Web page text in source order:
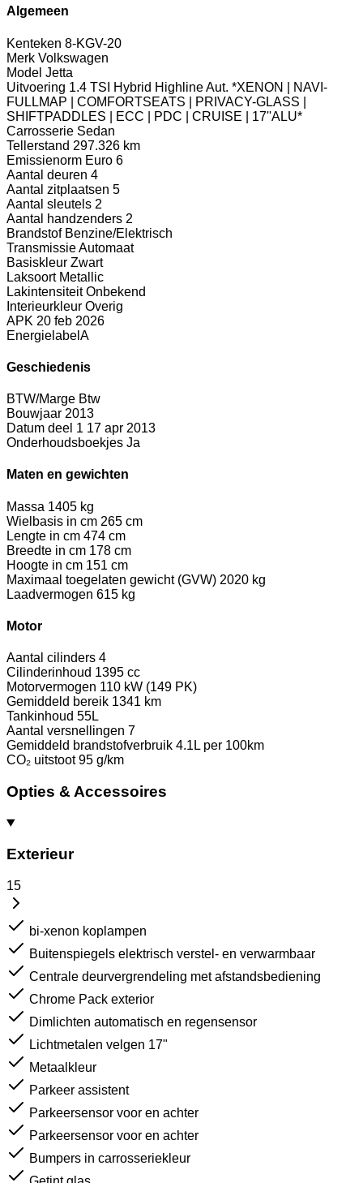
Algemeen
Kenteken 8-KGV-20
Merk Volkswagen
Model Jetta
Uitvoering 1.4 TSI Hybrid Highline Aut. *XENON | NAVI-
FULLMAP | COMFORTSEATS | PRIVACY-GLASS |
SHIFTPADDLES | ECC | PDC | CRUISE | 17''ALU*
Carrosserie Sedan
Tellerstand 297.326 km
Emissienorm Euro 6
Aantal deuren 4
Aantal zitplaatsen 5
Aantal sleutels 2
Aantal handzenders 2
Brandstof Benzine/Elektrisch
TransmissieAutomaat
Basiskleur Zwart
Laksoort Metallic
Lakintensiteit Onbekend
Interieurkleur Overig
APK 20 feb 2026
Energielabel A
Geschiedenis
BTW/Marge Btw
Bouwjaar 2013
Datum deel 1 17 apr 2013
Onderhoudsboekjes Ja
Maten en gewichten
Massa 1405 kg
Wielbasis in cm 265 cm
Lengte in cm 474 cm
Breedte in cm 178 cm
Hoogte in cm 151 cm
Maximaal toegelaten gewicht (GVW) 2020 kg
Laadvermogen 615 kg
Motor
Aantal cilinders 4
Cilinderinhoud 1395 cc
Motorvermogen 110 kW (149 PK)
Gemiddeld bereik 1341 km
Tankinhoud 55L
Aantal versnellingen 7
Gemiddeld brandstofverbruik 4.1L per 100km
CO₂ uitstoot 95 g/km
Opties & Accessoires
Exterieur
15
bi-xenon koplampen
Buitenspiegels elektrisch verstel- en verwarmbaar
Centrale deurvergrendeling met afstandsbediening
Chrome Pack exterior
Dimlichten automatisch en regensensor
Lichtmetalen velgen 17"
Metaalkleur
Parkeer assistent
Parkeersensor voor en achter
Parkeersensor voor en achter
Bumpers in carrosseriekleur